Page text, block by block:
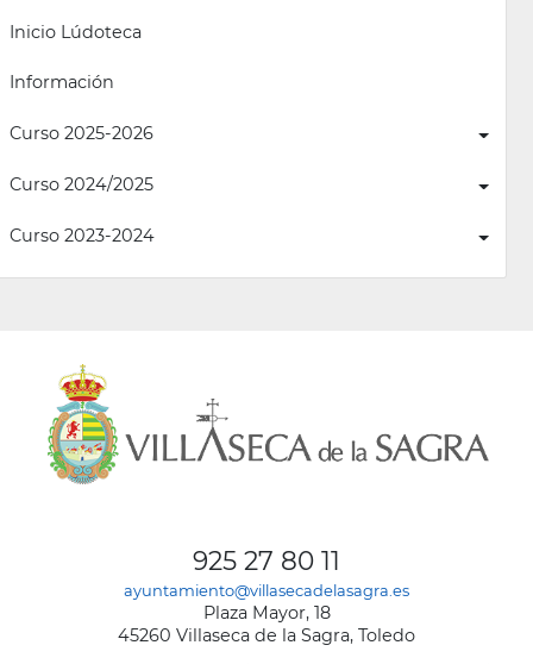
Inicio Lúdoteca
Información
Curso 2025-2026
Curso 2024/2025
Curso 2023-2024
925 27 80 11
ayuntamiento@villasecadelasagra.es
Plaza Mayor, 18
45260 Villaseca de la Sagra, Toledo